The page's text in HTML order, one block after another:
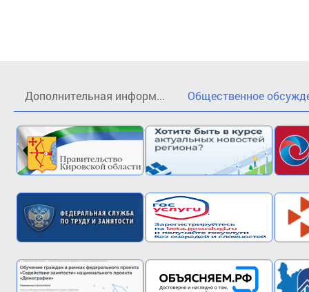
Дополнительная информ... Общественное